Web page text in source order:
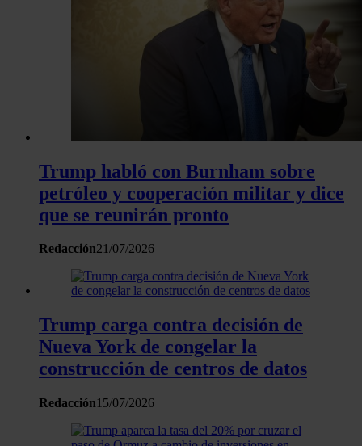
Trump habló con Burnham sobre
petróleo y cooperación militar y dice
que se reunirán pronto
Redacción21/07/2026
Trump carga contra decisión de
Nueva York de congelar la
construcción de centros de datos
Redacción15/07/2026